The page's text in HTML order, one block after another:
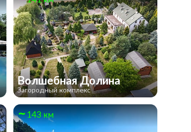
Волшебная Долина
Загородный комплекс
143 км